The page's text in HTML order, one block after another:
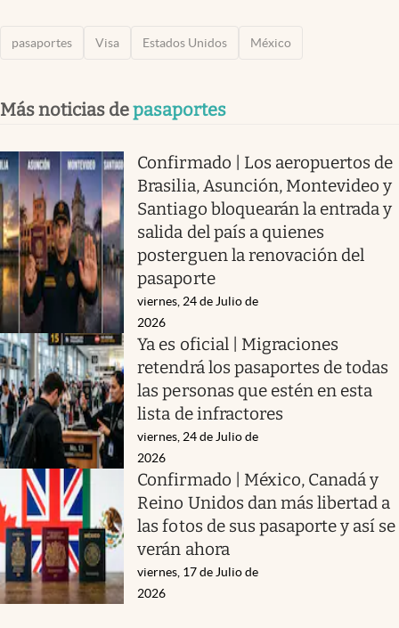
pasaportes Visa Estados Unidos México
Más noticias depasaportes
Confirmado | Los aeropuertos de
Brasilia, Asunción, Montevideo y
Santiago bloquearán la entrada y
salida del país a quienes
posterguen la renovación del
pasaporte
viernes, 24 de Julio de
2026
Ya es oficial | Migraciones
retendrá los pasaportes de todas
las personas que estén en esta
lista de infractores
viernes, 24 de Julio de
2026
Confirmado | México, Canadá y
Reino Unidos dan más libertad a
las fotos de sus pasaporte y así se
verán ahora
viernes, 17 de Julio de
2026